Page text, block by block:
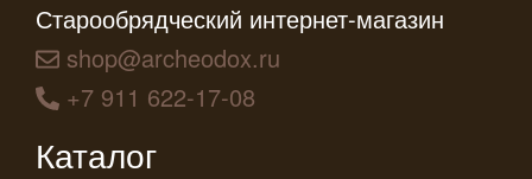
Старообрядческий интернет-магазин
shop@archeodox.ru
+7 911 622-17-08
Каталог